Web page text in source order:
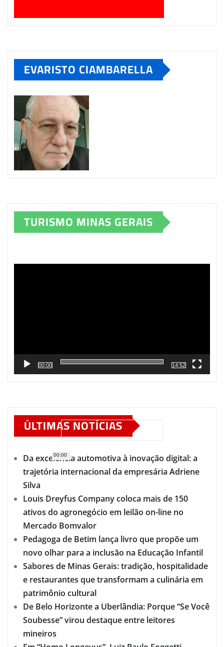
EVARISTO CIAMBARELLA
TURISMO MINAS GERAIS
00:00
00:00
14:52
ÚLTIMAS NOTÍCIAS
Da excelência automotiva à inovação digital: a
trajetória internacional da empresária Adriene
Silva
Louis Dreyfus Company coloca mais de 150
ativos do agronegócio em leilão on-line no
Mercado Bomvalor
Pedagoga de Betim lança livro que propõe um
novo olhar para a inclusão na Educação Infantil
Sabores de Minas Gerais: tradição, hospitalidade
e restaurantes que transformam a culinária em
patrimônio cultural
De Belo Horizonte a Uberlândia: Porque “Se Você
Soubesse” virou destaque entre leitores
mineiros